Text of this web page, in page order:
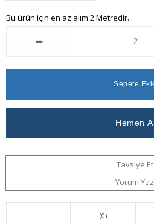
Sipariş Ekle Listeme
İndirimli Fiyat
Ver
Gelince
Bu ürün için en az alım 2 Metredir.
Tavsiye Et
Yorum Yaz
(0)